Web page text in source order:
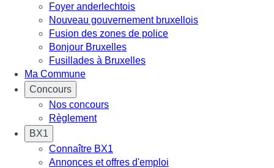
Foyer anderlechtois
Nouveau gouvernement bruxellois
Fusion des zones de police
Bonjour Bruxelles
Fusillades à Bruxelles
Ma Commune
Concours
Nos concours
Règlement
BX1
Connaître BX1
Annonces et offres d'emploi